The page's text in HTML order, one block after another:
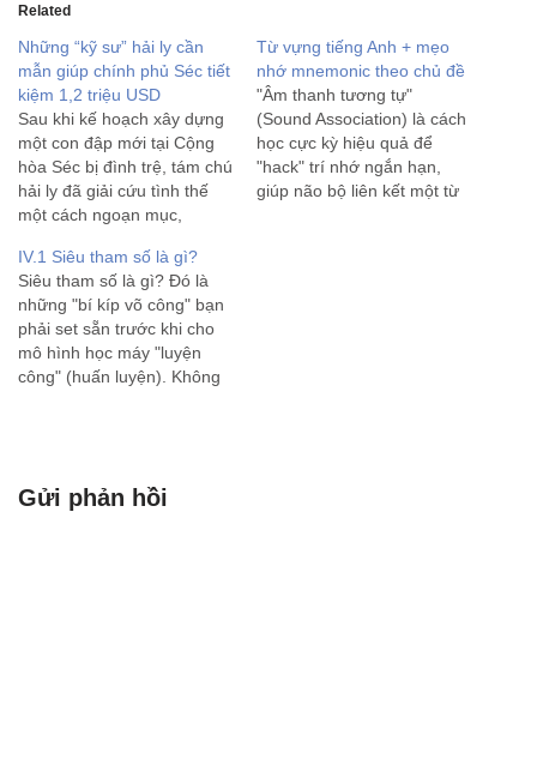
Related
Những “kỹ sư” hải ly cần
mẫn giúp chính phủ Séc tiết
kiệm 1,2 triệu USD
Sau khi kế hoạch xây dựng
một con đập mới tại Cộng
hòa Séc bị đình trệ, tám chú
hải ly đã giải cứu tình thế
một cách ngoạn mục,
đêm. Các quan chức của
Cộng hòa Séc từng lâm vào
ngõ cụt. Mặc dù…
Từ vựng tiếng Anh + mẹo
nhớ mnemonic theo chủ đề
"Âm thanh tương tự"
(Sound Association) là cách
học cực kỳ hiệu quả để
"hack" trí nhớ ngắn hạn,
giúp não bộ liên kết một từ
IV.1 Siêu tham số là gì?
Siêu tham số là gì? Đó là
những "bí kíp võ công" bạn
phải set sẵn trước khi cho
mô hình học máy "luyện
công" (huấn luyện). Không
Gửi phản hồi